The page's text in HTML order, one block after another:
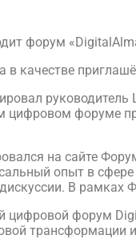
форум
в качестве
руководитель
форуме
на сайте
опыт в
В рамках
форум
трансформации